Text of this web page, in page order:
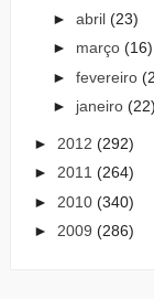
► abril (23)
► março (16)
► fevereiro
► janeiro (22)
► 2012 (292)
► 2011 (264)
► 2010 (340)
► 2009 (286)